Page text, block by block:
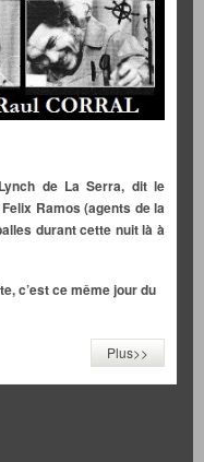
de La Serra, dit le
Ramos (agents de la
durant cette nuit là à
c’est ce même jour du
Plus>>